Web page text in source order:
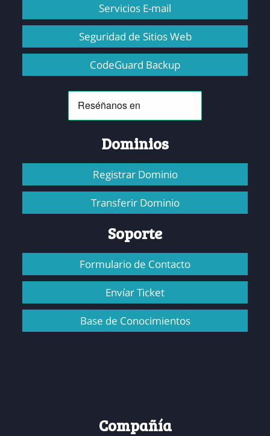
Servicios E-mail
Seguridad de Sitios Web
CodeGuard Backup
Dominios
Registrar Dominio
Transferir Dominio
Soporte
Formulario de Contacto
Envíar Ticket
Base de Conocimientos
Compañía